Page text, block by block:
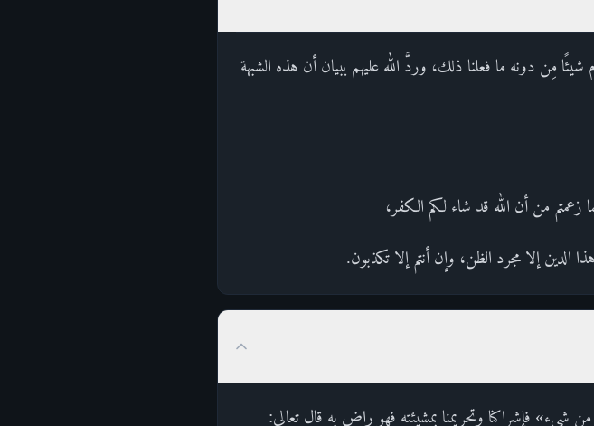
مِن دونه ما فعلنا ذلك، وردَّ الله عليهم ببيان أن هذه الشبهة
زعمتم من أن الله قد شاء لكم الكفر،
الدين إلا مجرد الظن، وإن أنتم إلا تكذبون.
شيء» فإشراكنا وتحريمنا بمشيئته فهو راض به قال تعالى: